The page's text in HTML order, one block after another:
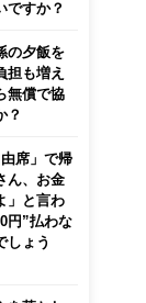
ですか？
の夕飯を
担も増え
無償で協
？
席」で帰
ん、お金
」と言わ
円”払わな
しょう